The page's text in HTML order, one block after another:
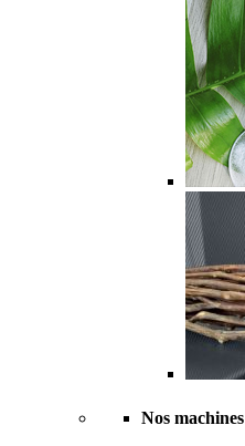
Nos machines